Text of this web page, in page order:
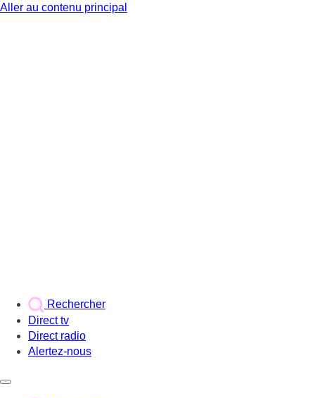
Aller au contenu principal
Rechercher
Direct tv
Direct radio
Alertez-nous